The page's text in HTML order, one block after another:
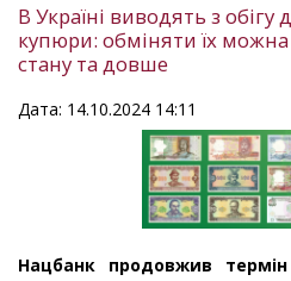
В Україні виводять з обігу
купюри: обміняти їх можна
стану та довше
Дата: 14.10.2024 14:11
Нацбанк продовжив